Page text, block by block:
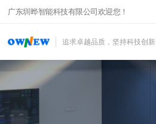
广东圳晔智能科技有限公司欢迎您！
追求卓越品质，坚持科技创新